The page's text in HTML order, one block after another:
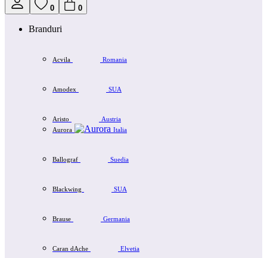
0 0
Branduri
Acvila Romania
Amodex SUA
Aristo
Austria
Aurora
Italia
Ballograf Suedia
Blackwing SUA
Brause Germania
Caran dAche Elvetia